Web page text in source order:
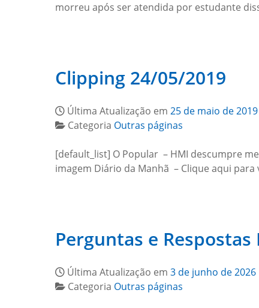
morreu após ser atendida por estudante
Clipping 24/05/2019
Última Atualização em 25 de maio de 2019
Categoria Outras páginas
[default_list] O Popular – HMI descumpre
imagem Diário da Manhã – Clique aqui
Perguntas e
Última Atualização em 3 de junho de 2026
Categoria Outras páginas